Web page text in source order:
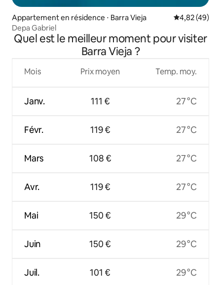
Appartement en résidence ⋅ Barra Vieja Évaluation
4,82 (49)
Depa Gabriel
Quel est le meilleur moment pour visiter
Barra Vieja ?
Mois
Janv.
Févr.
Mars
Avr.
Mai
Juin
Juil.
Prix moyen
111 €
119 €
108 €
119 €
150 €
150 €
101 €
Temp. moy.
27 °C
27 °C
27 °C
27 °C
29 °C
29 °C
29 °C